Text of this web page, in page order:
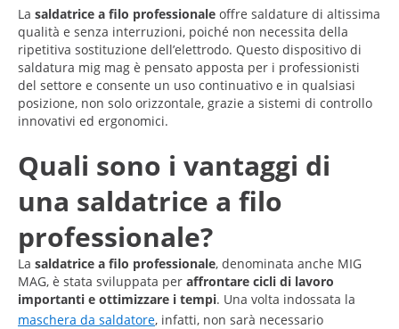
La saldatrice a filo professionale offre saldature di altissima
qualità e senza interruzioni, poiché non necessita della
ripetitiva sostituzione dell’elettrodo. Questo dispositivo di
saldatura mig mag è pensato apposta per i professionisti
del settore e consente un uso continuativo e in qualsiasi
posizione, non solo orizzontale, grazie a sistemi di controllo
innovativi ed ergonomici.
Quali sono i vantaggi di
una saldatrice a filo
professionale?
La saldatrice a filo professionale, denominata anche MIG
MAG, è stata sviluppata per affrontare cicli di lavoro
importanti e ottimizzare i tempi. Una volta indossata la
maschera da saldatore, infatti, non sarà necessario